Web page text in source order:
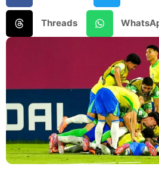
Threads